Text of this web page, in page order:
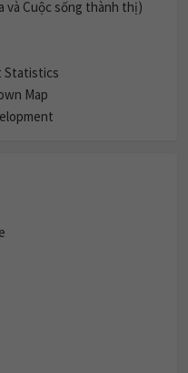
và Cuộc sống thành thị)
Statistics
Map